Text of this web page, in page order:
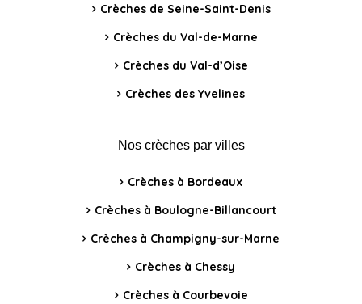
Crèches de Seine-Saint-Denis
Crèches du Val-de-Marne
Crèches du Val-d’Oise
Crèches des Yvelines
Nos crèches par villes
Crèches à Bordeaux
Crèches à Boulogne-Billancourt
Crèches à Champigny-sur-Marne
Crèches à Chessy
Crèches à Courbevoie